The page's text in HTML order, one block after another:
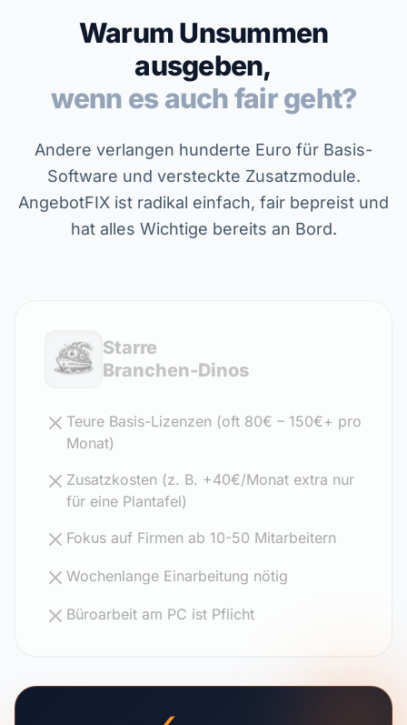
Warum Unsummen
ausgeben,
wenn es auch fair geht?
Andere verlangen hunderte Euro für Basis-
Software und versteckte Zusatzmodule.
AngebotFIX ist radikal einfach, fair bepreist und
hat alles Wichtige bereits an Bord.
Starre
Branchen-Dinos
Teure Basis-Lizenzen (oft 80€ – 150€+ pro
Monat)
Zusatzkosten (z. B. +40€/Monat extra nur
für eine Plantafel)
Fokus auf Firmen ab 10-50 Mitarbeitern
Wochenlange Einarbeitung nötig
Büroarbeit am PC ist Pflicht